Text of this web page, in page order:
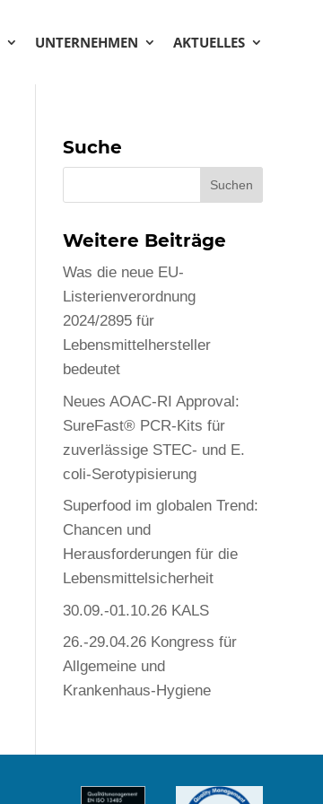
UNTERNEHMEN AKTUELLES
Suche
Weitere Beiträge
Was die neue EU-
Listerienverordnung
2024/2895 für
Lebensmittelhersteller
bedeutet
Neues AOAC-RI Approval:
SureFast® PCR-Kits für
zuverlässige STEC- und E.
coli-Serotypisierung
Superfood im globalen Trend:
Chancen und
Herausforderungen für die
Lebensmittelsicherheit
30.09.-01.10.26 KALS
26.-29.04.26 Kongress für
Allgemeine und
Krankenhaus-Hygiene